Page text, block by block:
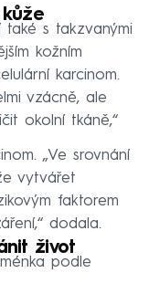
také s takzvanými
kožním
karcinom.
vzácně, ale
okolní tkáně,“
„Ve srovnání
vytvářet
faktorem
dodala.
život
podle